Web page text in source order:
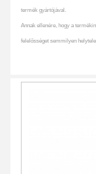
termék gyártójával.
Annak ellenére, hogy a
felelősséget semmilyen